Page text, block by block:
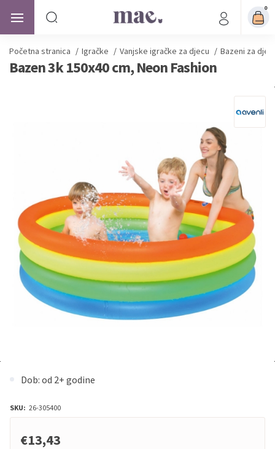
0
Početna stranica / Igračke / Vanjske igračke za djecu / Bazeni za
Bazen 3k 150x40 cm, Neon Fashion
Dob: od 2+ godine
SKU: 26-305400
€13,43